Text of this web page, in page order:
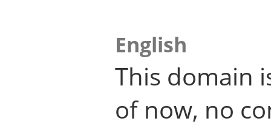
English
This domain
of now, no